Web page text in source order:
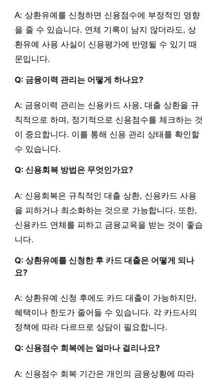
A: 상환유예를 신청하면 신용점수에 부정적인 영향
을 줄 수 있습니다. 연체 기록이 남지 않더라도, 상
환유예 사용 사실이 신용평가에 반영될 수 있기 때
문입니다.
Q: 금융이력 관리는 어떻게 하나요?
A: 금융이력 관리는 신용카드 사용, 대출 상환을 규
칙적으로 하며, 정기적으로 신용점수를 체크하는 것
이 중요합니다. 이를 통해 신용 관리 상태를 확인할
수 있습니다.
Q: 신용회복 방법은 무엇인가요?
A: 신용회복은 규칙적인 대출 상환, 신용카드 사용
을 피하거나 최소화하는 것으로 가능합니다. 또한,
신용카드 연체를 피하고 금융교육을 받는 것이 좋습
니다.
Q: 상환유예를 신청한 후 카드 대출은 어떻게 되나
요?
A: 상환유예 신청 후에도 카드 대출이 가능하지만,
혜택이나 한도가 줄어들 수 있습니다. 각 카드사의
정책에 따라 다르므로 상담이 필요합니다.
Q: 신용점수 회복에는 얼마나 걸리나요?
A: 신용점수 회복 기간은 개인의 금융상황에 따라